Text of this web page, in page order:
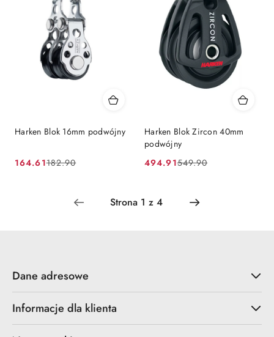
Harken Blok 16mm podwójny
Cena
164.61
Cena
182.90
Harken Blok Zircon 40mm
podwójny
Cena
494.91
Cena
promocją:
549.90
Dane adresowe
Informacje dla klienta